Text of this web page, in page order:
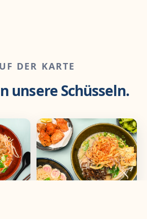
DER KARTE
unsere Schüsseln.